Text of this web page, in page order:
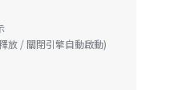
放 / 關閉引擎自動啟動)